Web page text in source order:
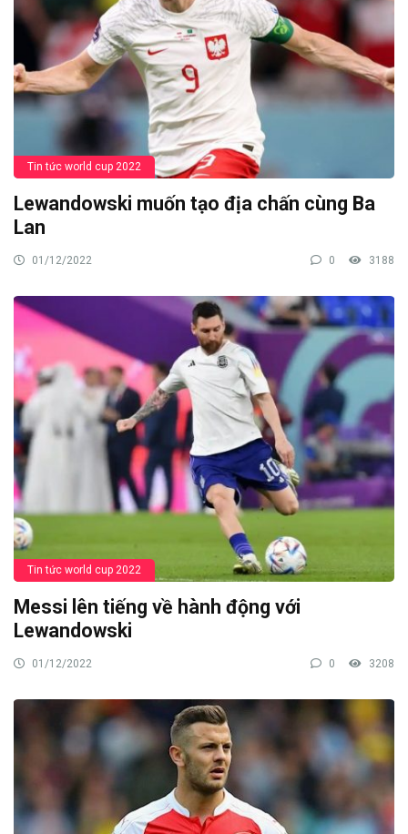
Tin tức world cup 2022
Lewandowski muốn tạo địa chấn cùng Ba
Lan
01/12/2022 0 3188
Tin tức world cup 2022
Messi lên tiếng về hành động với
Lewandowski
01/12/2022 0 3208